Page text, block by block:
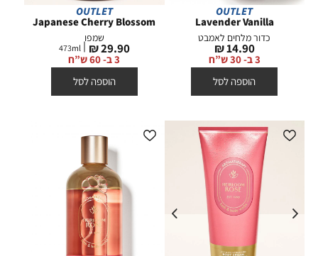
OUTLET
Lavender Vanilla
כדור מלחים לאמבט
מחיר
מוצר
14.90 ₪
3 ב- 30 ש”ח
הוספה לסל
OUTLET
Japanese Cherry Blossom
שמפו
מחיר
מוצר
29.90 ₪
473ml
3 ב- 60 ש”ח
הוספה לסל